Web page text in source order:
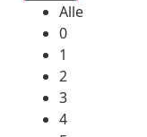
Alle
0
1
2
3
4